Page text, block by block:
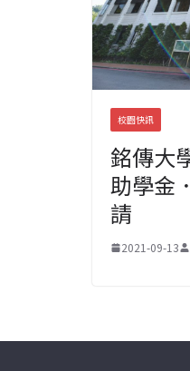
校園快訊
銘傳大
助學金
請
2021-09-13